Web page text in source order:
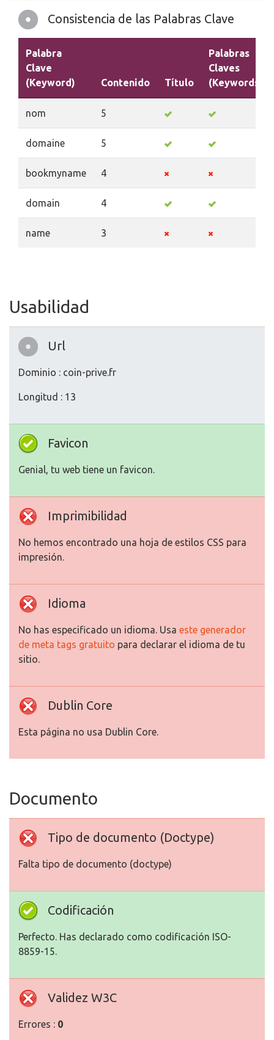
Consistencia de las Palabras Clave
Palabra
Clave
(Keyword)
Contenido Título
Palabras
Claves
(Keywords)
nom 5
domaine 5
bookmyname 4
domain 4
name 3
Usabilidad
Url
Dominio : coin-prive.fr
Longitud : 13
Favicon
Genial, tu web tiene un favicon.
Imprimibilidad
No hemos encontrado una hoja de estilos CSS para
impresión.
Idioma
No has especificado un idioma. Usa este generador
de meta tags gratuito para declarar el idioma de tu
sitio.
Dublin Core
Esta página no usa Dublin Core.
Documento
Tipo de documento (Doctype)
Falta tipo de documento (doctype)
Codificación
Perfecto. Has declarado como codificación ISO-
8859-15.
Validez W3C
Errores : 0